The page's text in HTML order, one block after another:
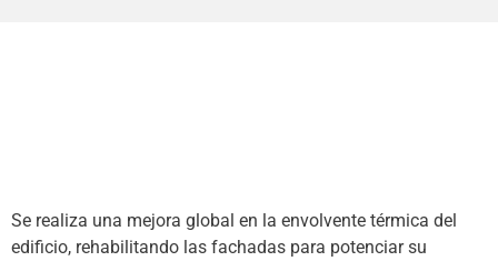
Se realiza una mejora global en la envolvente térmica del
edificio, rehabilitando las fachadas para potenciar su